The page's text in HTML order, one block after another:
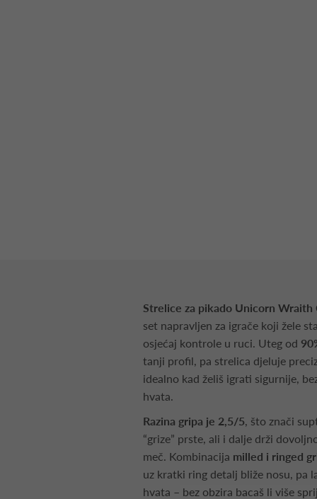
Strelice za pikado Unicorn Wraith
set napravljen za igrače koji žele
osjećaj kontrole u ruci. Uteg od
tanji profil, pa strelica djeluje
idealno kad želiš igrati sigurnije,
hvata.
Razina gripa je 2,5/5, što znači
“grize” prste, ali i dalje drži
meč. Kombinacija milled i ringed
uz kratki ring detalj bliže nosu, pa
hvata – bez obzira bacaš li više